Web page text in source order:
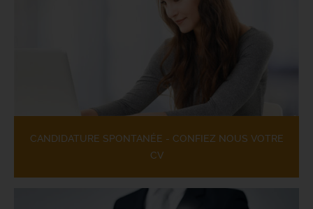
CANDIDATURE SPONTANÉE - CONFIEZ NOUS VOTRE
CV